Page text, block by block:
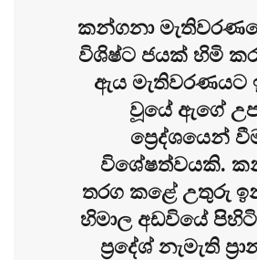
කන්ගනා
විශිෂ්ට ජයක් හිමි
ඇය මැතිවරණයට
වූයේ ඇගේ
ප්‍රෙද්ශයෙන්
විශේෂත්වයකි.
තරග කළේ උතුරු
හිමාල අඩවියේ
ප්‍රදේශ් නැමැති